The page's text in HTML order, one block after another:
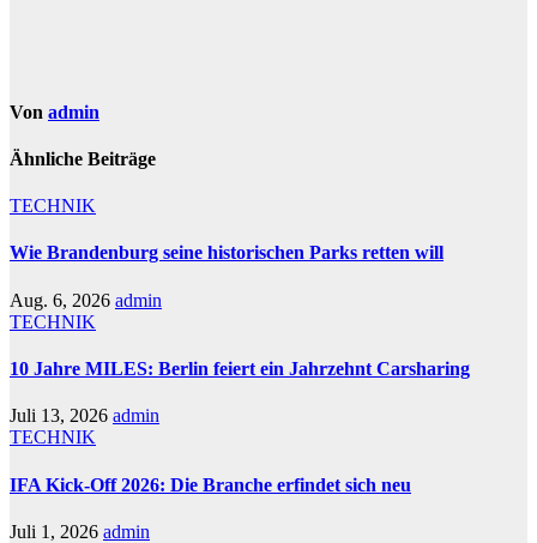
Von admin
Ähnliche Beiträge
TECHNIK
Wie Brandenburg seine historischen Parks retten will
Aug. 6, 2026 admin
TECHNIK
10 Jahre MILES: Berlin feiert ein Jahrzehnt Carsharing
Juli 13, 2026 admin
TECHNIK
IFA Kick-Off 2026: Die Branche erfindet sich neu
Juli 1, 2026 admin